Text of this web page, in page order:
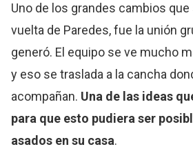
Uno de los grandes cambios
vuelta de Paredes, fue la unión
generó. El equipo se ve mucho
y eso se traslada a la cancha
acompañan. Una de las ideas
para que esto pudiera ser
asados en su casa.